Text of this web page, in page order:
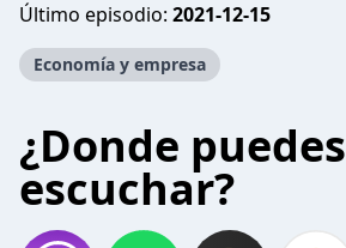
Último episodio: 2021-12-15
Economía y empresa
¿Donde puedes
escuchar?